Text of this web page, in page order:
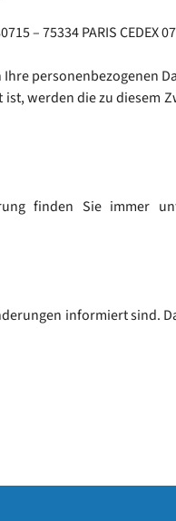
– 75334 PARIS CEDEX
personenbezogenen
werden die zu diesem
finden Sie immer
informiert sind.